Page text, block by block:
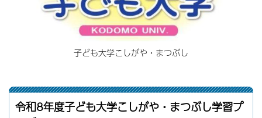
子ども大学こしがや・まつぶし
令和8年度子ども大学こしがや・まつぶし学習プ